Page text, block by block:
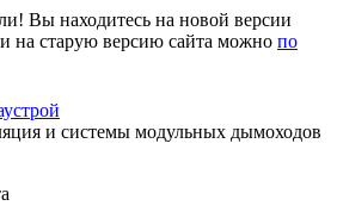
Вы находитесь на новой версии
на старую версию сайта можно по
и системы модульных дымоходов